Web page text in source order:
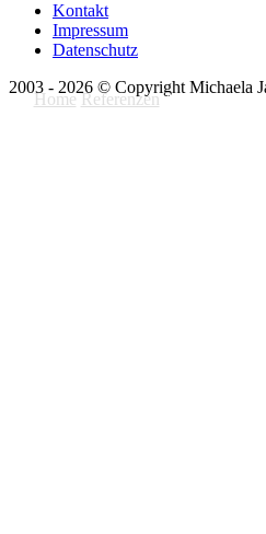
Home ReferenzenAGDT |
Kontakt
Impressum
Datenschutz
2003 - 2026 © Copyright Michaela